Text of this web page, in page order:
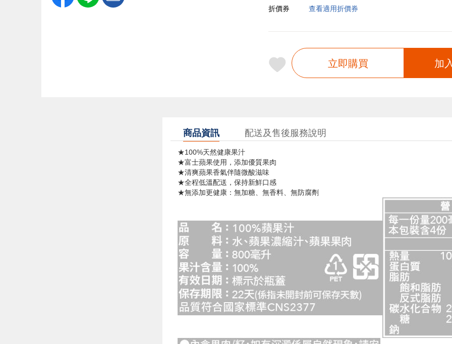
折價券
查看適用折價券
立即購買 加
商品資訊 配送及售後服務說明
★100%天然健康果汁
★富士蘋果使用，添加優質果肉
★清爽蘋果香氣伴隨微酸滋味
★全程低溫配送，保持新鮮口感
★無添加更健康：無加糖、無香料、無防腐劑